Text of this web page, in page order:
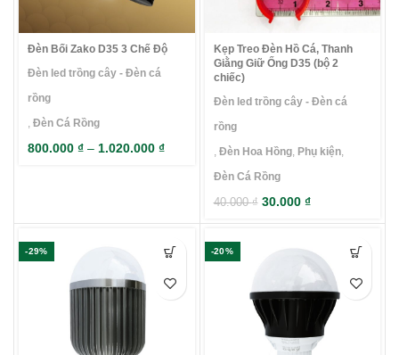
Đèn Bối Zako D35 3 Chế Độ
Đèn led trồng cây - Đèn cá
rồng
, Đèn Cá Rồng
800.000 ₫ – 1.020.000 ₫
Kẹp Treo Đèn Hồ Cá, Thanh
Giằng Giữ Ống D35 (bộ 2
chiếc)
Đèn led trồng cây - Đèn cá
rồng
, Đèn Hoa Hồng, Phụ kiện,
Đèn Cá Rồng
40.000₫ 30.000 ₫
-29% -20%